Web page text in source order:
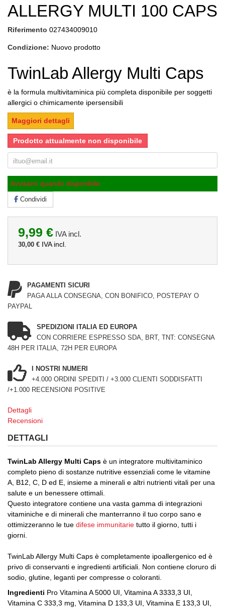
ALLERGY MULTI 100 CAPS
Riferimento 027434009010
Condizione: Nuovo prodotto
TwinLab Allergy Multi Caps
è la formula multivitaminica più completa disponibile per soggetti
allergici o chimicamente ipersensibili
Maggiori dettagli
Prodotto attualmente non disponibile
Avvisami quando disponibile
Condividi
9,99 € IVA incl.
30,00 € IVA incl.
PAGAMENTI SICURI
PAGA ALLA CONSEGNA, CON BONIFICO, POSTEPAY O
PAYPAL
SPEDIZIONI ITALIA ED EUROPA
CON CORRIERE ESPRESSO SDA, BRT, TNT: CONSEGNA
48H PER ITALIA, 72H PER EUROPA
I NOSTRI NUMERI
+4.000 ORDINI SPEDITI / +3.000 CLIENTI SODDISFATTI
/+1.000 RECENSIONI POSITIVE
Dettagli
Recensioni
DETTAGLI
TwinLab Allergy Multi Caps è un integratore multivitaminico
completo pieno di sostanze nutritive essenziali come le vitamine
A, B12, C, D ed E, insieme a minerali e altri nutrienti vitali per una
salute e un benessere ottimali.
Questo integratore contiene una vasta gamma di integrazioni
vitaminiche e di minerali che manterranno il tuo corpo sano e
ottimizzeranno le tue difese immunitarie tutto il giorno, tutti i
giorni.
TwinLab Allergy Multi Caps è completamente ipoallergenico ed è
privo di conservanti e ingredienti artificiali. Non contiene cloruro di
sodio, glutine, leganti per compresse o coloranti.
Ingredienti Pro Vitamina A 5000 UI, Vitamina A 3333,3 UI,
Vitamina C 333,3 mg, Vitamina D 133,3 UI, Vitamina E 133,3 UI,